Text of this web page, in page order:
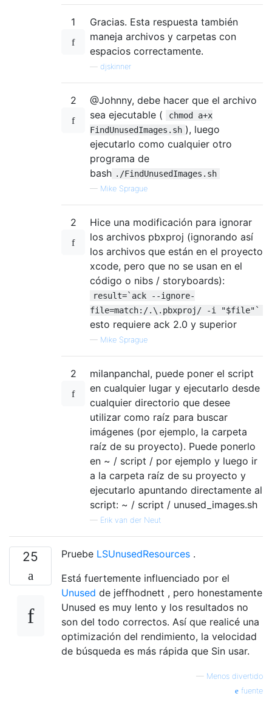
1
Gracias. Esta respuesta también
maneja archivos y carpetas con
espacios correctamente.
djskinner
2
@Johnny, debe hacer que el archivo
sea ejecutable (
chmod a+x
FindUnusedImages.sh ), luego
ejecutarlo como cualquier otro
programa de
bash ./FindUnusedImages.sh
— Mike Sprague
2
Hice una modificación para ignorar
los archivos pbxproj (ignorando así
los archivos que están en el proyecto
xcode, pero que no se usan en el
código o nibs / storyboards):
result=`ack --ignore-
file=match:/.\.pbxproj/ -i "$file"`
esto requiere ack 2.0 y superior
— Mike Sprague
2
milanpanchal, puede poner el script
en cualquier lugar y ejecutarlo desde
cualquier directorio que desee
utilizar como raíz para buscar
imágenes (por ejemplo, la carpeta
raíz de su proyecto). Puede ponerlo
en ~ / script / por ejemplo y luego ir
a la carpeta raíz de su proyecto y
ejecutarlo apuntando directamente al
script: ~ / script / unused_images.sh
— Erik van der Neut
25 Pruebe LSUnusedResources .
Está fuertemente influenciado por el
Unused de jeffhodnett , pero honestamente
Unused es muy lento y los resultados no
son del todo correctos. Así que realicé una
optimización del rendimiento, la velocidad
de búsqueda es más rápida que Sin usar.
— Menos divertido
fuente